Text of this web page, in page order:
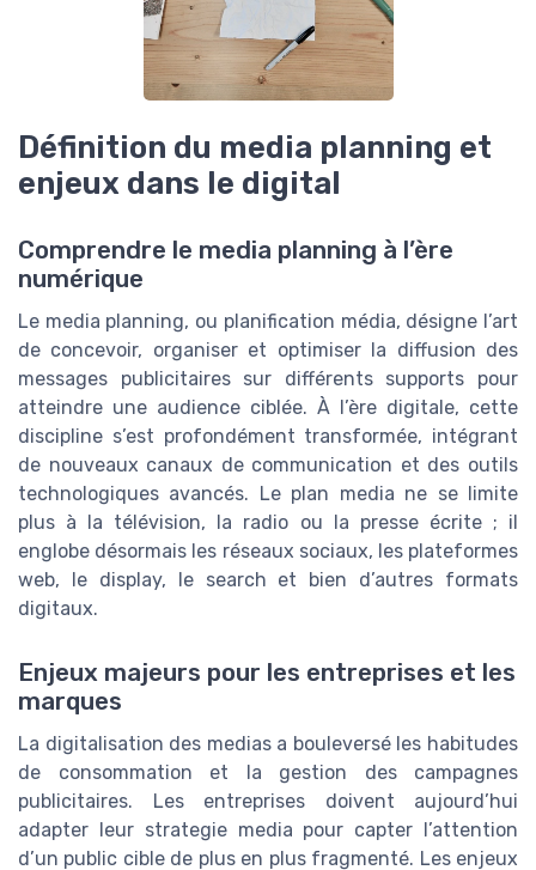
Définition du media planning et
enjeux dans le digital
Comprendre le media planning à l’ère
numérique
Le media planning, ou planification média, désigne l’art
de concevoir, organiser et optimiser la diffusion des
messages publicitaires sur différents supports pour
atteindre une audience ciblée. À l’ère digitale, cette
discipline s’est profondément transformée, intégrant
de nouveaux canaux de communication et des outils
technologiques avancés. Le plan media ne se limite
plus à la télévision, la radio ou la presse écrite ; il
englobe désormais les réseaux sociaux, les plateformes
web, le display, le search et bien d’autres formats
digitaux.
Enjeux majeurs pour les entreprises et les
marques
La digitalisation des medias a bouleversé les habitudes
de consommation et la gestion des campagnes
publicitaires. Les entreprises doivent aujourd’hui
adapter leur strategie media pour capter l’attention
d’un public cible de plus en plus fragmenté. Les enjeux